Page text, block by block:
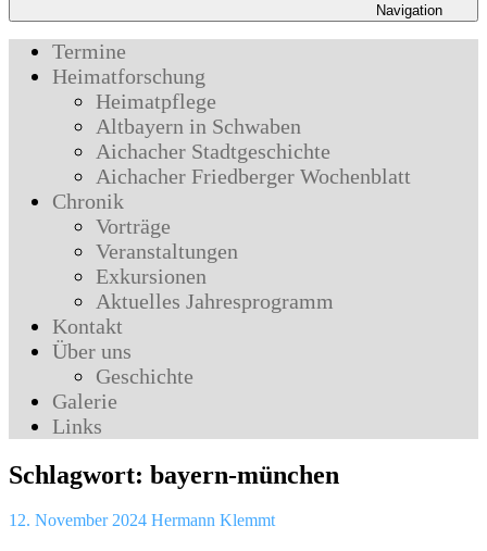
Navigation
Termine
Heimatforschung
Heimatpflege
Altbayern in Schwaben
Aichacher Stadtgeschichte
Aichacher Friedberger Wochenblatt
Chronik
Vorträge
Veranstaltungen
Exkursionen
Aktuelles Jahresprogramm
Kontakt
Über uns
Geschichte
Galerie
Links
Schlagwort: bayern-münchen
12. November 2024 Hermann Klemmt